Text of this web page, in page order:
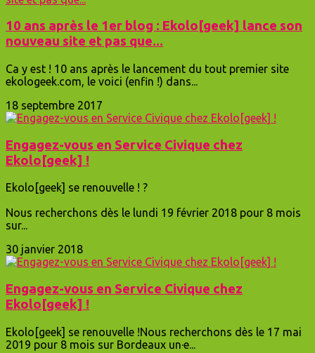
10 ans après le 1er blog : Ekolo[geek] lance son
nouveau site et pas que...
Ca y est ! 10 ans après le lancement du tout premier site
ekologeek.com, le voici (enfin !) dans...
18 septembre 2017
Engagez-vous en Service Civique chez
Ekolo[geek] !
Ekolo[geek] se renouvelle ! ?
Nous recherchons dès le lundi 19 février 2018 pour 8 mois
sur...
30 janvier 2018
Engagez-vous en Service Civique chez
Ekolo[geek] !
Ekolo[geek] se renouvelle !Nous recherchons dès le 17 mai
2019 pour 8 mois sur Bordeaux un·e...